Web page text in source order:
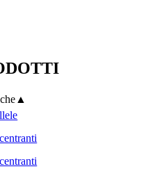
▲